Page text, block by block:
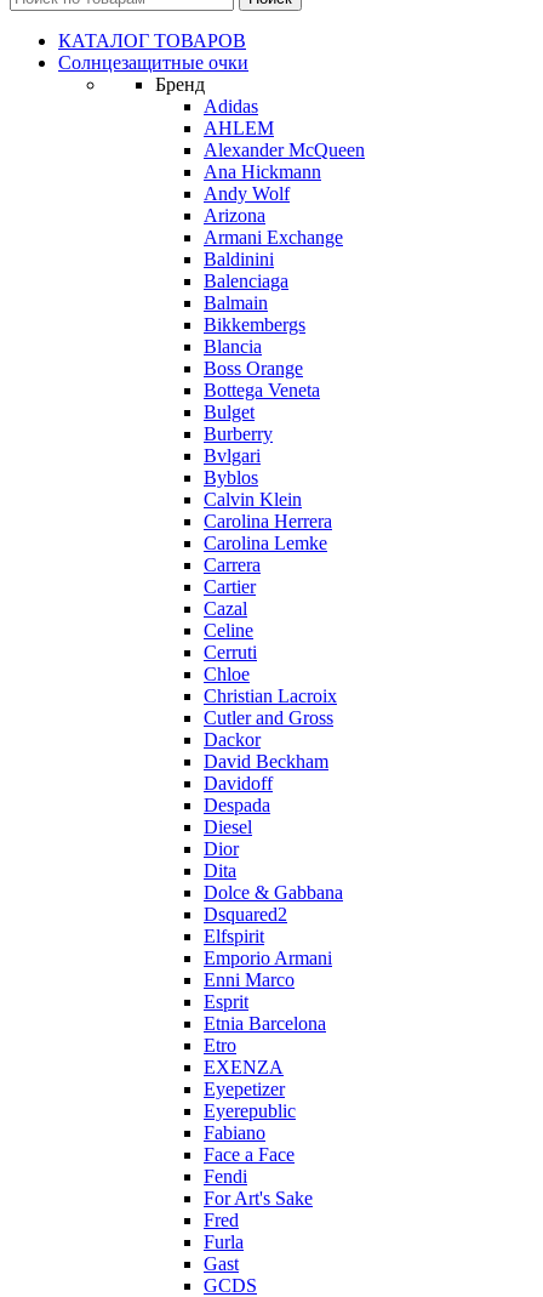
КАТАЛОГ ТОВАРОВ
Солнцезащитные очки
Бренд
Adidas
AHLEM
Alexander McQueen
Ana Hickmann
Andy Wolf
Arizona
Armani Exchange
Baldinini
Balenciaga
Balmain
Bikkembergs
Blancia
Boss Orange
Bottega Veneta
Bulget
Burberry
Bvlgari
Byblos
Calvin Klein
Carolina Herrera
Carolina Lemke
Carrera
Cartier
Cazal
Celine
Cerruti
Chloe
Christian Lacroix
Cutler and Gross
Dackor
David Beckham
Davidoff
Despada
Diesel
Dior
Dita
Dolce & Gabbana
Dsquared2
Elfspirit
Emporio Armani
Enni Marco
Esprit
Etnia Barcelona
Etro
EXENZA
Eyepetizer
Eyerepublic
Fabiano
Face a Face
Fendi
For Art's Sake
Fred
Furla
Gast
GCDS